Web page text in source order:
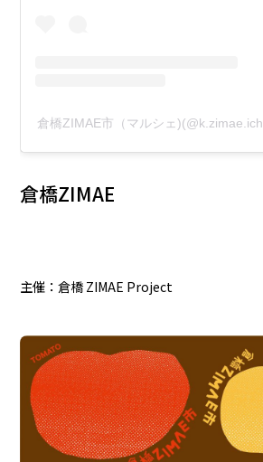
倉橋ZIMAE市（マルシェ
倉橋ZIMAE
主催：倉橋 ZIMAE Project